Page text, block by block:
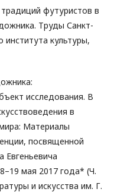
футуристов в
Труды Санкт-
института культуры,
исследования. В
в
Материалы
посвященной
Евгеньевича
мая 2017 года* (Ч.
и искусства им. Г.